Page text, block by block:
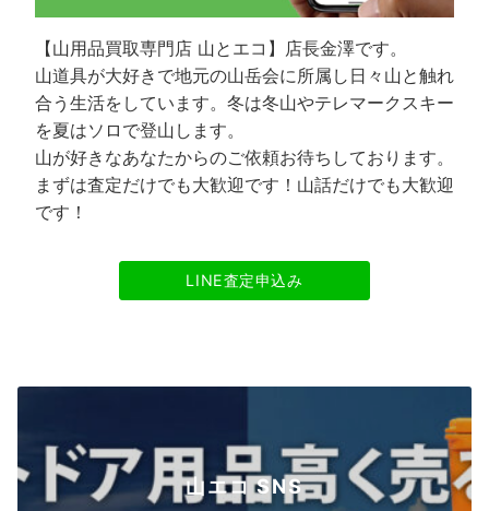
【山用品買取専門店 山とエコ】店長金澤です。
山道具が大好きで地元の山岳会に所属し日々山と触れ
合う生活をしています。冬は冬山やテレマークスキー
を夏はソロで登山します。
山が好きなあなたからのご依頼お待ちしております。
まずは査定だけでも大歓迎です！山話だけでも大歓迎
です！
LINE査定申込み
山エコ SNS